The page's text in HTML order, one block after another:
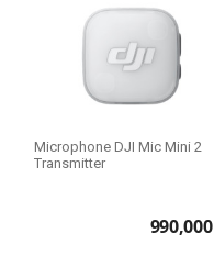
Microphone DJI Mic Mini 2
Transmitter
990,000